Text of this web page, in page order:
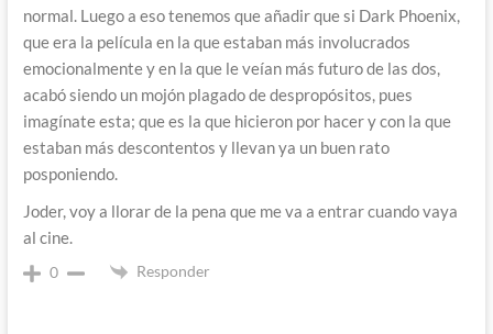
normal. Luego a eso tenemos que añadir que si Dark Phoenix,
que era la película en la que estaban más involucrados
emocionalmente y en la que le veían más futuro de las dos,
acabó siendo un mojón plagado de despropósitos, pues
imagínate esta; que es la que hicieron por hacer y con la que
estaban más descontentos y llevan ya un buen rato
posponiendo.
Joder, voy a llorar de la pena que me va a entrar cuando vaya
al cine.
0 Responder